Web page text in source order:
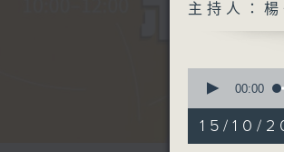
主持人：
seconds
hour,
49
00:00
15/10/